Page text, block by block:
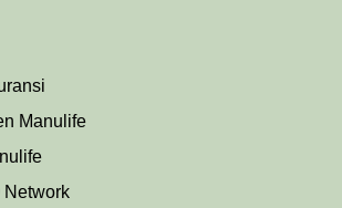
Manulife
Network